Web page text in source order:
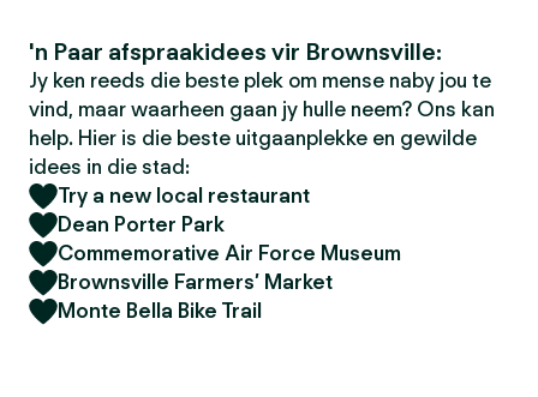
'n Paar afspraakidees vir Brownsville:
Jy ken reeds die beste plek om mense naby jou te
vind, maar waarheen gaan jy hulle neem? Ons kan
help. Hier is die beste uitgaanplekke en gewilde
idees in die stad:
Try a new local restaurant
Dean Porter Park
Commemorative Air Force Museum
Brownsville Farmers’ Market
Monte Bella Bike Trail